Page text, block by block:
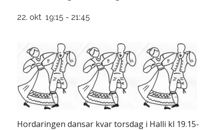
22. okt 19:15 - 21:45
Hordaringen dansar kvar torsdag i Halli kl 19.15-